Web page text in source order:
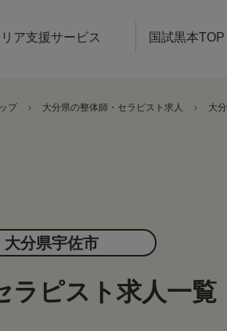
ア支援サービス 国試黒本TOP
プ 大分県の整体師・セラピスト求人 大
大分県宇佐市
ラピスト求人一覧